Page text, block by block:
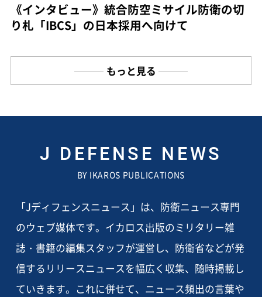
《インタビュー》統合防空ミサイル防衛の切
り札「IBCS」の日本採用へ向けて
もっと見る
J DEFENSE NEWS
BY IKAROS PUBLICATIONS
「Jディフェンスニュース」は、防衛ニュース専門
のウェブ媒体です。イカロス出版のミリタリー雑
誌・書籍の編集スタッフが運営し、防衛省などが発
信するリリースニュースを幅広く収集、随時掲載し
ていきます。これに併せて、ニュース頻出の言葉や